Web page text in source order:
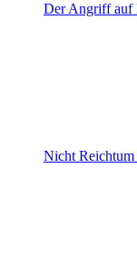
Der Angriff auf
Nicht